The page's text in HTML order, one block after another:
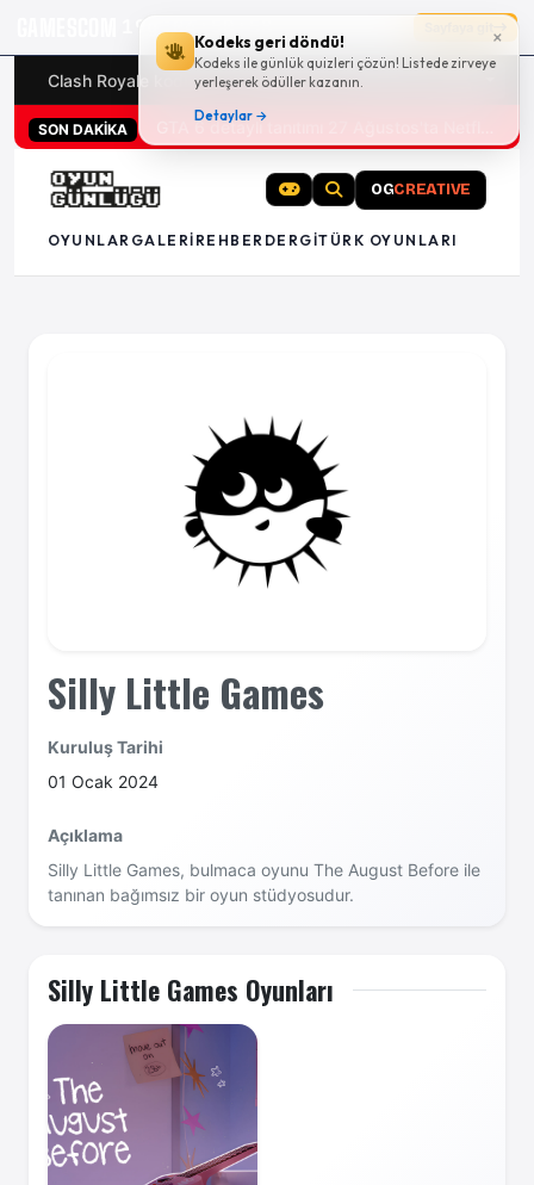
×
Kodeks geri döndü!
Kodeks ile günlük quizleri çözün! Listede zirveye
yerleşerek ödüller kazanın.
Detaylar →
19g 04:50:58
Clash Royale kodları Türk oyunları (PC ve konsollar) -
SON DAKİKA
OGCREATIVE
OYUNLAR GALERI REHBER DERGITÜRK OYUNLARI
Silly Little Games
Kuruluş Tarihi
01 Ocak 2024
Açıklama
Silly Little Games, bulmaca oyunu The August Before ile
tanınan bağımsız bir oyun stüdyosudur.
Silly Little Games Oyunları